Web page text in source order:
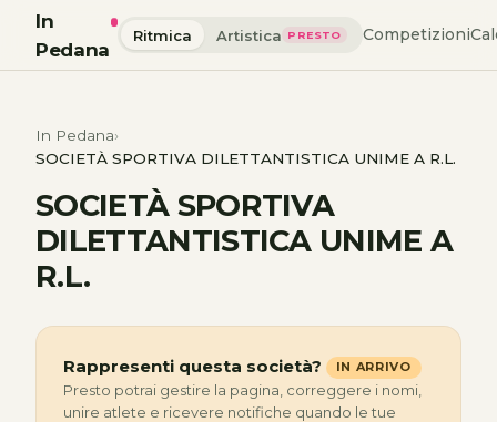
In
Pedana
Ritmica Artistica PRESTO Competizioni
In Pedana
SOCIETÀ SPORTIVA DILETTANTISTICA UNIME A R.L.
SOCIETÀ SPORTIVA
DILETTANTISTICA UNIME A
R.L.
Rappresenti questa società? IN ARRIVO
Presto potrai gestire la pagina, correggere i nomi,
unire atlete e ricevere notifiche quando le tue